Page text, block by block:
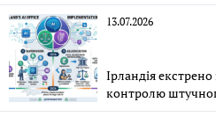
13.07.2026
Ірландія
контролю